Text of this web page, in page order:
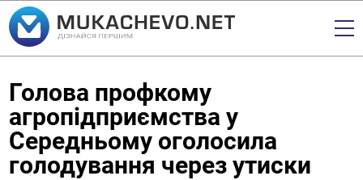
Голова профкому
агропідприємства у
Середньому оголосила
голодування через утиски